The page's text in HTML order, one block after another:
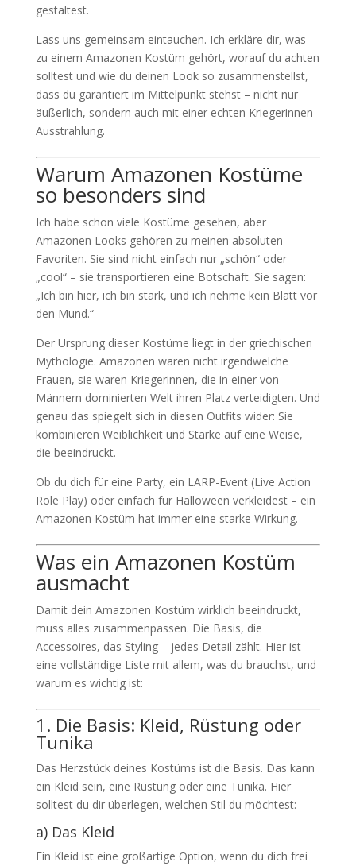
gestaltest.
Lass uns gemeinsam eintauchen. Ich erkläre dir, was
zu einem Amazonen Kostüm gehört, worauf du achten
solltest und wie du deinen Look so zusammenstellst,
dass du garantiert im Mittelpunkt stehst – nicht nur
äußerlich, sondern auch mit einer echten Kriegerinnen-
Ausstrahlung.
Warum Amazonen Kostüme
so besonders sind
Ich habe schon viele Kostüme gesehen, aber
Amazonen Looks gehören zu meinen absoluten
Favoriten. Sie sind nicht einfach nur „schön“ oder
„cool“ – sie transportieren eine Botschaft. Sie sagen:
„Ich bin hier, ich bin stark, und ich nehme kein Blatt vor
den Mund.“
Der Ursprung dieser Kostüme liegt in der griechischen
Mythologie. Amazonen waren nicht irgendwelche
Frauen, sie waren Kriegerinnen, die in einer von
Männern dominierten Welt ihren Platz verteidigten. Und
genau das spiegelt sich in diesen Outfits wider: Sie
kombinieren Weiblichkeit und Stärke auf eine Weise,
die beeindruckt.
Ob du dich für eine Party, ein LARP-Event (Live Action
Role Play) oder einfach für Halloween verkleidest – ein
Amazonen Kostüm hat immer eine starke Wirkung.
Was ein Amazonen Kostüm
ausmacht
Damit dein Amazonen Kostüm wirklich beeindruckt,
muss alles zusammenpassen. Die Basis, die
Accessoires, das Styling – jedes Detail zählt. Hier ist
eine vollständige Liste mit allem, was du brauchst, und
warum es wichtig ist:
1. Die Basis: Kleid, Rüstung oder
Tunika
Das Herzstück deines Kostüms ist die Basis. Das kann
ein Kleid sein, eine Rüstung oder eine Tunika. Hier
solltest du dir überlegen, welchen Stil du möchtest:
a) Das Kleid
Ein Kleid ist eine großartige Option, wenn du dich frei